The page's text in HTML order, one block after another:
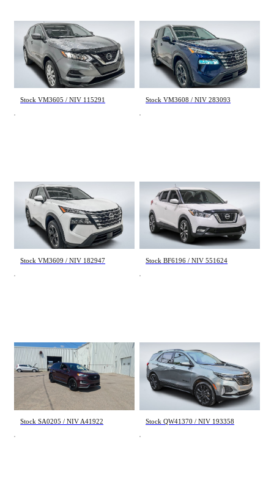
Nissan Qashqai
S 2023
57 224 km
21 995 $
Stock VM3605 / NIV 115291
Nissan Rogue
SV Moonroof 2024
42 061 km
26 995 $
Stock VM3608 / NIV 283093
Nissan Rogue
SV Moonroof 2024
45 665 km
26 595 $
Stock VM3609 / NIV 182947
Nissan Kicks
SV 2019
110 081 km
13 995 $
Stock BF6196 / NIV 551624
Ford EDGE
ST Line 2024
54 000 km
31 995 $
Stock SA0205 / NIV A41922
Chevrolet Equinox
RS 2024
26 850 km
29 895 $
Stock QW41370 / NIV 193358